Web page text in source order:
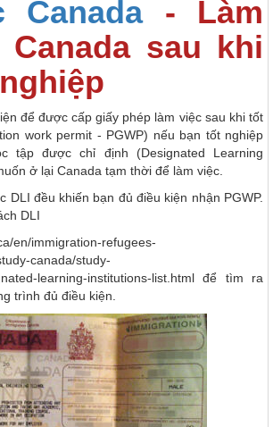
Canada
- Làm
sau khi
để được cấp giấy phép làm việc sau khi tốt
work permit - PGWP) nếu bạn tốt nghiệp
tập được chỉ định (Designated Learning
ở lại Canada tạm thời để làm việc.
DLI đều khiến bạn đủ điều kiện nhận PGWP.
DLI
en/immigration-refugees-
canada/study-
learning-institutions-list.html để tìm ra
trình đủ điều kiện.